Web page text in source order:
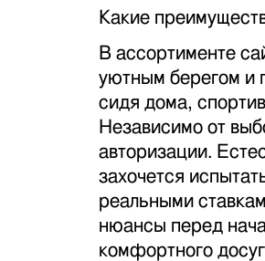
Какие
В ассортименте
уютным берегом и
сидя дома,
Независимо от
авторизации.
захочется
реальными
нюансы перед
комфортного